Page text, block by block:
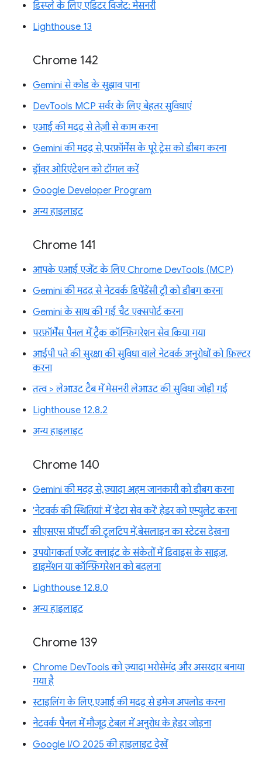
डिस्प्ले के लिए एडिटर विजेट: मेसनरी
Lighthouse 13
Chrome 142
Gemini से कोड के सुझाव पाना
DevTools MCP सर्वर के लिए बेहतर सुविधाएं
एआई की मदद से तेज़ी से काम करना
Gemini की मदद से, परफ़ॉर्मेंस के पूरे ट्रेस को डीबग करना
ड्रॉवर ओरिएंटेशन को टॉगल करें
Google Developer Program
अन्य हाइलाइट
Chrome 141
आपके एआई एजेंट के लिए Chrome DevTools (MCP)
Gemini की मदद से नेटवर्क डिपेंडेंसी ट्री को डीबग करना
Gemini के साथ की गई चैट एक्सपोर्ट करना
परफ़ॉर्मेंस पैनल में ट्रैक कॉन्फ़िगरेशन सेव किया गया
आईपी पते की सुरक्षा की सुविधा वाले नेटवर्क अनुरोधों को फ़िल्टर
करना
तत्व > लेआउट टैब में मेसनरी लेआउट की सुविधा जोड़ी गई
Lighthouse 12.8.2
अन्य हाइलाइट
Chrome 140
Gemini की मदद से, ज़्यादा अहम जानकारी को डीबग करना
'नेटवर्क की स्थितियां' में 'डेटा सेव करें' हेडर को एम्युलेट करना
सीएसएस प्रॉपर्टी की टूलटिप में, बेसलाइन का स्टेटस देखना
उपयोगकर्ता एजेंट क्लाइंट के संकेतों में डिवाइस के साइज़,
डाइमेंशन या कॉन्फ़िगरेशन को बदलना
Lighthouse 12.8.0
अन्य हाइलाइट
Chrome 139
Chrome DevTools को ज़्यादा भरोसेमंद और असरदार बनाया
गया है
स्टाइलिंग के लिए, एआई की मदद से इमेज अपलोड करना
नेटवर्क पैनल में मौजूद टेबल में अनुरोध के हेडर जोड़ना
Google I/O 2025 की हाइलाइट देखें